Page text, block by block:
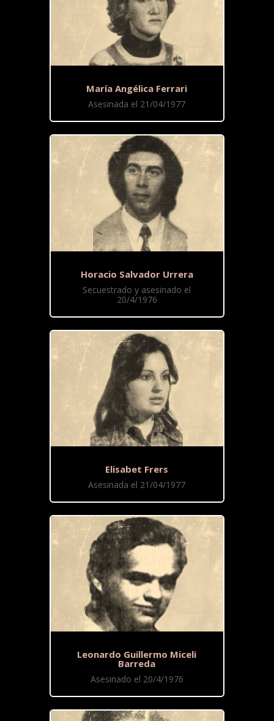
María Angélica Ferrari
Asesinada el 21/04/1977
Horacio Salvador Urrera
Secuestrado y asesinado el
20/4/1976
Elisabet Frers
Asesinada el 21/04/1977
Leonardo Guillermo Miceli
Barreda
Asesinado el 20/4/1976